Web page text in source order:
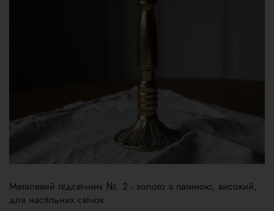
Металевий підсвічник №. 2 - золото з патиною, високий,
для настільних свічок